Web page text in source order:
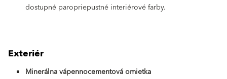
dostupné paropriepustné interiérové farby.
Exteriér
Minerálna vápennocementová omietka